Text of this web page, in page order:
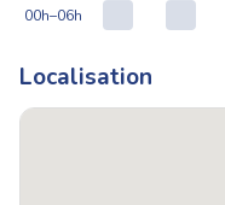
00h–06h
Localisation